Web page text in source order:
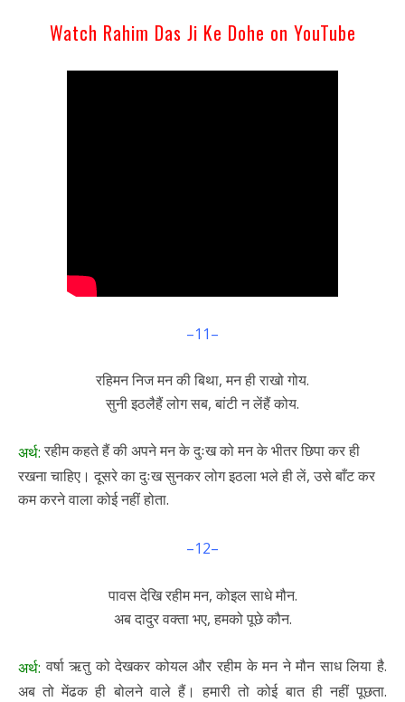
Watch Rahim Das Ji Ke Dohe on YouTube
–11–
रहिमन निज मन की बिथा, मन ही राखो गोय.
सुनी इठलैहैं लोग सब, बांटी न लेंहैं कोय.
अर्थ:रहीम कहते हैं की अपने मन के दुःख को मन के भीतर छिपा कर ही
रखना चाहिए। दूसरे का दुःख सुनकर लोग इठला भले ही लें, उसे बाँट कर
कम करने वाला कोई नहीं होता.
–12–
पावस देखि रहीम मन, कोइल साधे मौन.
अब दादुर वक्ता भए, हमको पूछे कौन.
अर्थ: वर्षा ऋतु को देखकर कोयल और रहीम के मन ने मौन साध लिया है.
अब तो मेंढक ही बोलने वाले हैं। हमारी तो कोई बात ही नहीं पूछता.